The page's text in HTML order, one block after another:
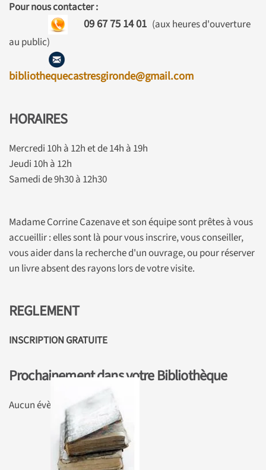
Pour nous contacter :
09 67 75 14 01 (aux heures d'ouverture
au public)
bibliothequecastresgironde@gmail.com
HORAIRES
Mercredi 10h à 12h et de 14h à 19h
Jeudi 10h à 12h
Samedi de 9h30 à 12h30
Madame Corrine Cazenave et son équipe sont prêtes à vous
accueillir : elles sont là pour vous inscrire, vous conseiller,
vous aider dans la recherche d'un ouvrage, ou pour réserver
un livre absent des rayons lors de votre visite.
REGLEMENT
INSCRIPTION GRATUITE
Prochainement dans votre Bibliothèque
Aucun évènement à venir!